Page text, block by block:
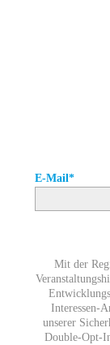
E-Mail*
Mit der
Interessen-
unserer
Double-Opt-